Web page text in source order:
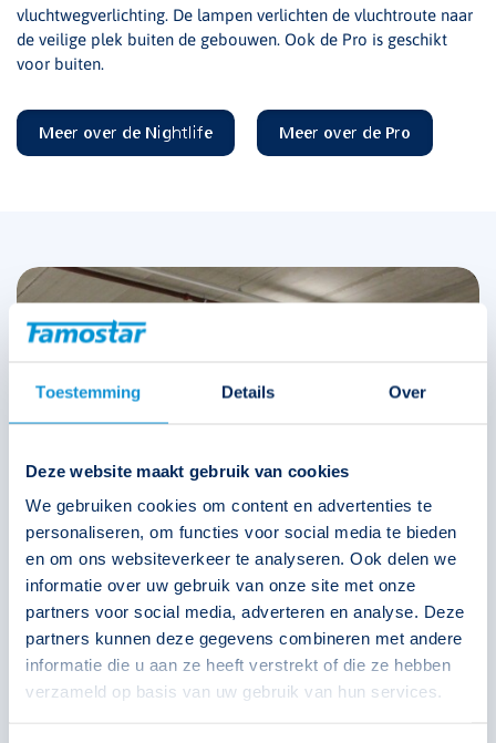
Toestemming Details Over
Deze website maakt gebruik van cookies
We gebruiken cookies om content en advertenties te
personaliseren, om functies voor social media te bieden
en om ons websiteverkeer te analyseren. Ook delen we
informatie over uw gebruik van onze site met onze
partners voor social media, adverteren en analyse. Deze
partners kunnen deze gegevens combineren met andere
informatie die u aan ze heeft verstrekt of die ze hebben
verzameld op basis van uw gebruik van hun services.
vluchtwegverlichting. De lampen verlichten de vluchtroute naar
de veilige plek buiten de gebouwen. Ook de Pro is geschikt
voor buiten.
Meer over de Nightlife Meer over de Pro
Noodverlichting voor hoge ruimtes en
lange afstanden